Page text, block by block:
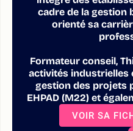
cadre de la gestion
orienté sa
Formateur conseil,
activités industrielles
gestion des projets
EHPAD (M22) et
VOIR SA